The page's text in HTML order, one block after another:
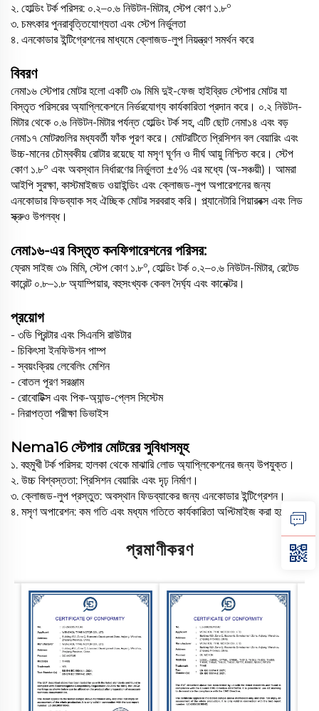
২. হোল্ডিং টর্ক পরিসর: ০.২–০.৬ নিউটন-মিটার, স্টেপ কোণ ১.৮°
৩. চমৎকার পুনরাবৃত্তিযোগ্যতা এবং স্টেপ নির্ভুলতা
৪. এনকোডার ইন্টিগ্রেশনের মাধ্যমে ক্লোজড-লুপ নিয়ন্ত্রণ সমর্থন করে
বিবরণ
নেমা১৬ স্টেপার মোটর হলো একটি ৩৯ মিমি দুই-ফেজ হাইব্রিড স্টেপার মোটর যা
বিস্তৃত পরিসরের অ্যাপ্লিকেশনে নির্ভরযোগ্য কার্যকারিতা প্রদান করে। ০.২ নিউটন-
মিটার থেকে ০.৬ নিউটন-মিটার পর্যন্ত হোল্ডিং টর্ক সহ, এটি ছোট নেমা১৪ এবং বড়
নেমা১৭ মোটরগুলির মধ্যবর্তী ফাঁক পূরণ করে। মোটরটিতে প্রিসিশন বল বেয়ারিং এবং
উচ্চ-মানের চৌম্বকীয় রোটার রয়েছে যা মসৃণ ঘূর্ণন ও দীর্ঘ আয়ু নিশ্চিত করে। স্টেপ
কোণ ১.৮° এবং অবস্থান নির্ধারণের নির্ভুলতা ±৫% এর মধ্যে (অ-সঞ্চয়ী)। আমরা
আইপি সুরক্ষা, কাস্টমাইজড ওয়াইন্ডিং এবং ক্লোজড-লুপ অপারেশনের জন্য
এনকোডার ফিডব্যাক সহ ঐচ্ছিক মোটর সরবরাহ করি। প্ল্যানেটারি গিয়ারবক্স এবং লিড
স্ক্রুও উপলব্ধ।
নেমা১৬-এর বিস্তৃত কনফিগারেশনের পরিসর:
ফ্রেম সাইজ ৩৯ মিমি, স্টেপ কোণ ১.৮°, হোল্ডিং টর্ক ০.২–০.৬ নিউটন-মিটার, রেটেড
কারেন্ট ০.৮–১.৮ অ্যাম্পিয়ার, বহুসংখ্যক কেবল দৈর্ঘ্য এবং কানেক্টর।
প্রয়োগ
- ৩ডি প্রিন্টার এবং সিএনসি রাউটার
- চিকিৎসা ইনফিউশন পাম্প
- স্বয়ংক্রিয় লেবেলিং মেশিন
- বোতল পূরণ সরঞ্জাম
- রোবোটিক্স এবং পিক-অ্যান্ড-প্লেস সিস্টেম
- নিরাপত্তা পরীক্ষা ডিভাইস
Nema16 স্টেপার মোটরের সুবিধাসমূহ
১. বহুমুখী টর্ক পরিসর: হালকা থেকে মাঝারি লোড অ্যাপ্লিকেশনের জন্য উপযুক্ত।
২. উচ্চ বিশ্বস্ততা: প্রিসিশন বেয়ারিং এবং দৃঢ় নির্মাণ।
৩. ক্লোজড-লুপ প্রস্তুত: অবস্থান ফিডব্যাকের জন্য এনকোডার ইন্টিগ্রেশন।
৪. মসৃণ অপারেশন: কম গতি এবং মধ্যম গতিতে কার্যকারিতা অপ্টিমাইজ করা হয়েছে।
প্রমাণীকরণ